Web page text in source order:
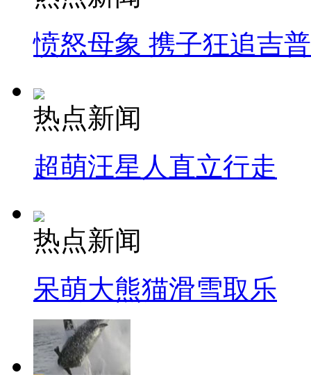
愤怒母象 携子狂追吉
热点新闻
超萌汪星人直立行走
热点新闻
呆萌大熊猫滑雪取乐